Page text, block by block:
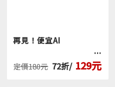
再見！便宜AI
定價180元 72折/ 129元